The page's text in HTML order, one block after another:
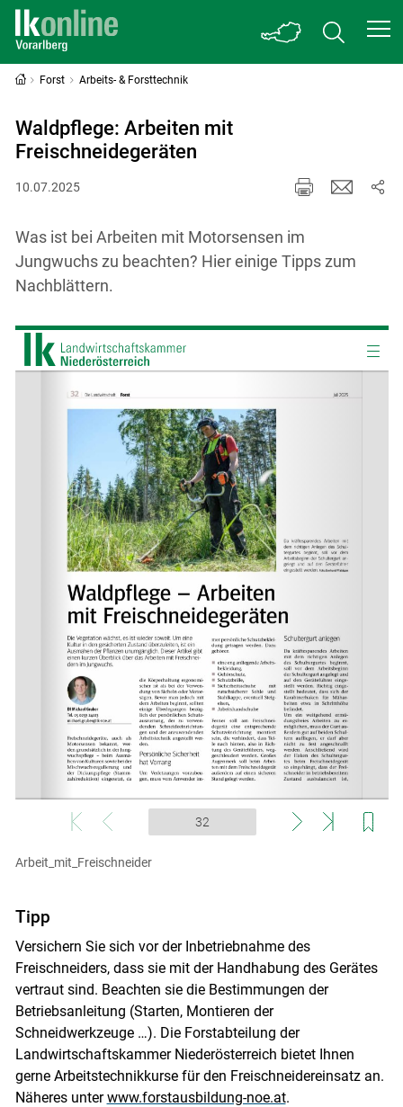
Skip to main content
Forst Arbeits- & Forsttechnik
Waldpflege: Arbeiten mit
Freischneidegeräten
10.07.2025
Was ist bei Arbeiten mit Motorsensen im
Jungwuchs zu beachten? Hier einige Tipps zum
Nachblättern.
Arbeit_mit_Freischneider
Tipp
Versichern Sie sich vor der Inbetriebnahme des
Freischneiders, dass sie mit der Handhabung des Gerätes
vertraut sind. Beachten sie die Bestimmungen der
Betriebsanleitung (Starten, Montieren der
Schneidwerkzeuge …). Die Forstabteilung der
Landwirtschaftskammer Niederösterreich bietet Ihnen
gerne Arbeitstechnikkurse für den Freischneidereinsatz an.
Näheres unterwww.forstausbildung-noe.at.